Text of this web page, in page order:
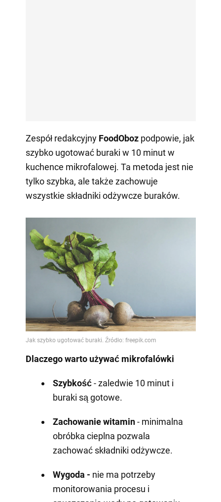
Zespół redakcyjny FoodOboz podpowie, jak
szybko ugotować buraki w 10 minut w
kuchence mikrofalowej. Ta metoda jest nie
tylko szybka, ale także zachowuje
wszystkie składniki odżywcze buraków.
Dlaczego warto używać mikrofalówki
Szybkość- zaledwie 10 minut i
buraki są gotowe.
Zachowanie witamin- minimalna
obróbka cieplna pozwala
zachować składniki odżywcze.
Wygoda - nie ma potrzeby
monitorowania procesu i